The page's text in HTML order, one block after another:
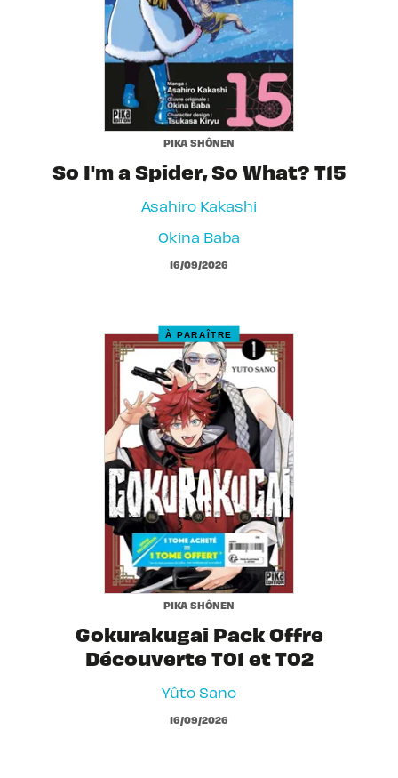
PIKA SHÔNEN
So I'm a Spider, So What? T15
Asahiro Kakashi
Okina Baba
16/09/2026
À PARAÎTRE
PIKA SHÔNEN
Gokurakugai Pack Offre
Découverte T01 et T02
Yûto Sano
16/09/2026